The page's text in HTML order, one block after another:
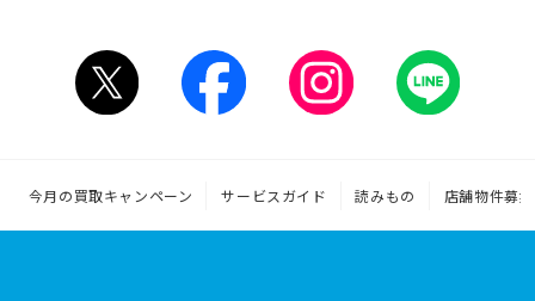
今月の買取キャンペーン サービスガイド 読みもの 店舗物件募集